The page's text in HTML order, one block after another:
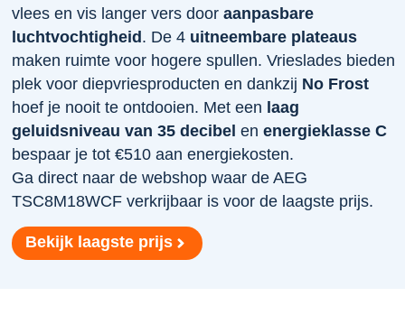
vlees en vis langer vers dooraanpasbare
luchtvochtigheid. De 4 uitneembare plateaus
maken ruimte voor hogere spullen. Vrieslades bieden
plek voor diepvriesproducten en dankzij No Frost
hoef je nooit te ontdooien. Met een laag
geluidsniveau van 35 decibel enenergieklasse C
bespaar je tot €510 aan energiekosten.
Ga direct naar de webshop waar de AEG
TSC8M18WCF verkrijbaar is voor de laagste prijs.
Bekijk laagste prijs